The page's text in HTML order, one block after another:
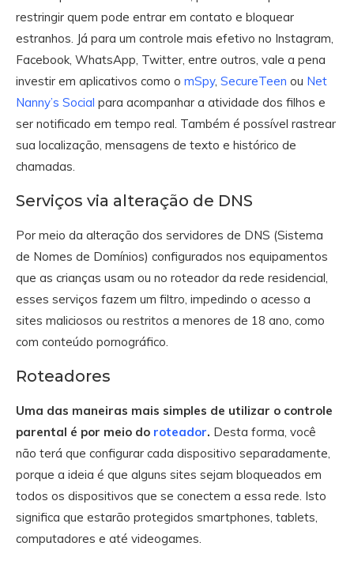
restringir quem pode entrar em contato e bloquear
estranhos. Já para um controle mais efetivo no Instagram,
Facebook, WhatsApp, Twitter, entre outros, vale a pena
investir em aplicativos como o mSpy, SecureTeen ou Net
Nanny’s Social para acompanhar a atividade dos filhos e
ser notificado em tempo real. Também é possível rastrear
sua localização, mensagens de texto e histórico de
chamadas.
Serviços via alteração de DNS
Por meio da alteração dos servidores de DNS (Sistema
de Nomes de Domínios) configurados nos equipamentos
que as crianças usam ou no roteador da rede residencial,
esses serviços fazem um filtro, impedindo o acesso a
sites maliciosos ou restritos a menores de 18 ano, como
com conteúdo pornográfico.
Roteadores
Uma das maneiras mais simples de utilizar o controle
parental é por meio do roteador. Desta forma, você
não terá que configurar cada dispositivo separadamente,
porque a ideia é que alguns sites sejam bloqueados em
todos os dispositivos que se conectem a essa rede. Isto
significa que estarão protegidos smartphones, tablets,
computadores e até videogames.